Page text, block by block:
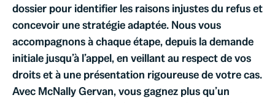
dossier pour identifier les raisons injustes du refus et
concevoir une stratégie adaptée. Nous vous
accompagnons à chaque étape, depuis la demande
initiale jusqu’à l’appel, en veillant au respect de vos
droits et à une présentation rigoureuse de votre cas.
Avec McNally Gervan, vous gagnez plus qu’un